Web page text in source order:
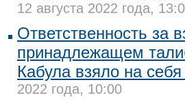
12 августа 2022 года,
Ответственность за
принадлежащем
Кабула взяло на
2022 года, 10:00